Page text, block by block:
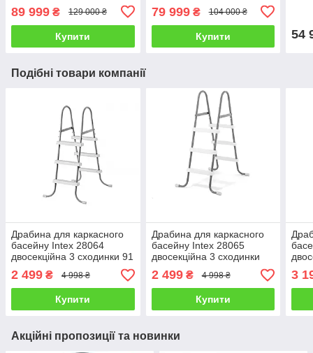
великий для всієї родини
89 999 ₴ 129 000 ₴
Купити
всієї родини
79 999₴ 104 000 ₴
Купити 54
Подібні товари компанії
Драбина для каркасного
басейну Intex 28064
двосекційна 3 сходинки 91
2 499 ₴ 4 998 ₴
Купити
Драбина для каркасного
басейну Intex 28065
двосекційна 3 сходинки
2 499₴ 4 998 ₴
Купити
3
Акційні пропозиції та новинки